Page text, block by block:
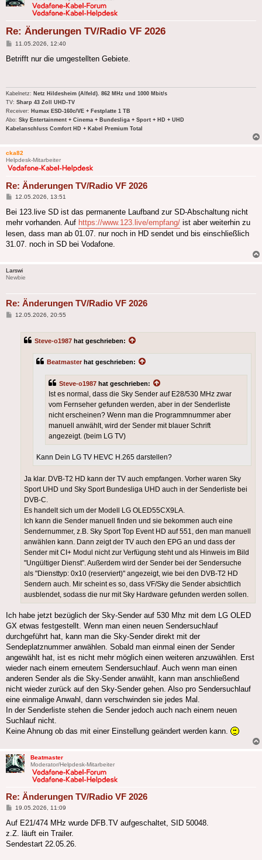
Re: Änderungen TV/Radio VF 2026
Beitrag
11.05.2026, 12:40
Betrifft nur die umgestellten Gebiete.
Kabelnetz: Netz Hildesheim (Alfeld). 862 MHz und 1000 Mbit/s
TV: Sharp 43 Zoll UHD-TV
Receiver: Humax ESD-160c/VE + Festplatte 1 TB
Abo: Sky Entertainment + Cinema + Bundesliga + Sport + HD + UHD
Kabelanschluss Comfort HD + Kabel Premium Total
cka82
Helpdesk-Mitarbeiter
Re: Änderungen TV/Radio VF 2026
Beitrag
12.05.2026, 13:51
Bei 123.live SD ist das permanente Laufband zur SD-Abschaltung nicht
mehr vorhanden. Auf https://www.123.live/empfang/ ist aber weiterhin zu
lesen, dass man ab 01.07. nur noch in HD sendet und bis einschließlich
31.07. noch in SD bei Vodafone.
Larswi
Newbie
Re: Änderungen TV/Radio VF 2026
Beitrag
12.05.2026, 20:55
Steve-o1987 hat geschrieben:
Beatmaster hat geschrieben:
Steve-o1987 hat geschrieben:
Ist es normal, dass die Sky Sender auf E28/530 MHz zwar
vom Fernseher gefunden werden, aber in der Senderliste
nicht erscheinen? Wenn man die Programmnummer aber
manuell anwählt, wird der Sender mit blauer Schrift
angezeigt. (beim LG TV)
Kann Dein LG TV HEVC H.265 darstellen?
Ja klar. DVB-T2 HD kann der TV auch empfangen. Vorher waren Sky
Sport UHD und Sky Sport Bundesliga UHD auch in der Senderliste bei
DVB-C.
Es handelt sich um der Modell LG OLED55CX9LA.
Ich kann die Sender manuell finden und sie bekommen auch eine
Sendernummer, z.B. Sky Sport Top Event HD auf 551, den man manuell
anwählen kann. Dann zeigt der TV auch den EPG an und dass der
Sender mit CI+ Modul nicht zur Verfügung steht und als Hinweis im Bild
"Ungültiger Dienst". Außerdem wird der Sender bei der Sendersuche
als "Diensttyp: 0x10 (reserviert)" angezeigt, wie bei den DVB-T2 HD
Sendern auch. Mir scheint es so, dass VF/Sky die Sender absichtlich
ausblendet, sodass die nur mit Sky Hardware gefunden werden sollen.
Ich habe jetzt bezüglich der Sky-Sender auf 530 Mhz mit dem LG OLED
GX etwas festgestellt. Wenn man einen neuen Sendersuchlauf
durchgeführt hat, kann man die Sky-Sender direkt mit der
Sendeplatznummer anwählen. Sobald man einmal einen der Sender
angewählt hat, ist es nicht mehr möglich einen weiteren anzuwählen. Erst
wieder nach einem erneutem Sendersuchlauf. Auch wenn man einen
anderen Sender als die Sky-Sender anwählt, kann man anschließend
nicht wieder zurück auf den Sky-Sender gehen. Also pro Sendersuchlauf
eine einmalige Anwahl, dann verschwinden sie jedes Mal.
In der Senderliste stehen die Sender jedoch auch nach einem neuen
Suchlauf nicht.
Keine Ahnung ob das mit einer Einstellung geändert werden kann.
Beatmaster
Moderator/Helpdesk-Mitarbeiter
Re: Änderungen TV/Radio VF 2026
Beitrag
19.05.2026, 11:09
Auf E21/474 MHz wurde DFB.TV aufgeschaltet, SID 50048.
z.Z. läuft ein Trailer.
Sendestart 22.05.26.